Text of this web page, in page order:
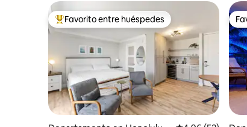
De los mejores en Favorito entre huéspedes
Favorito entre huéspedes